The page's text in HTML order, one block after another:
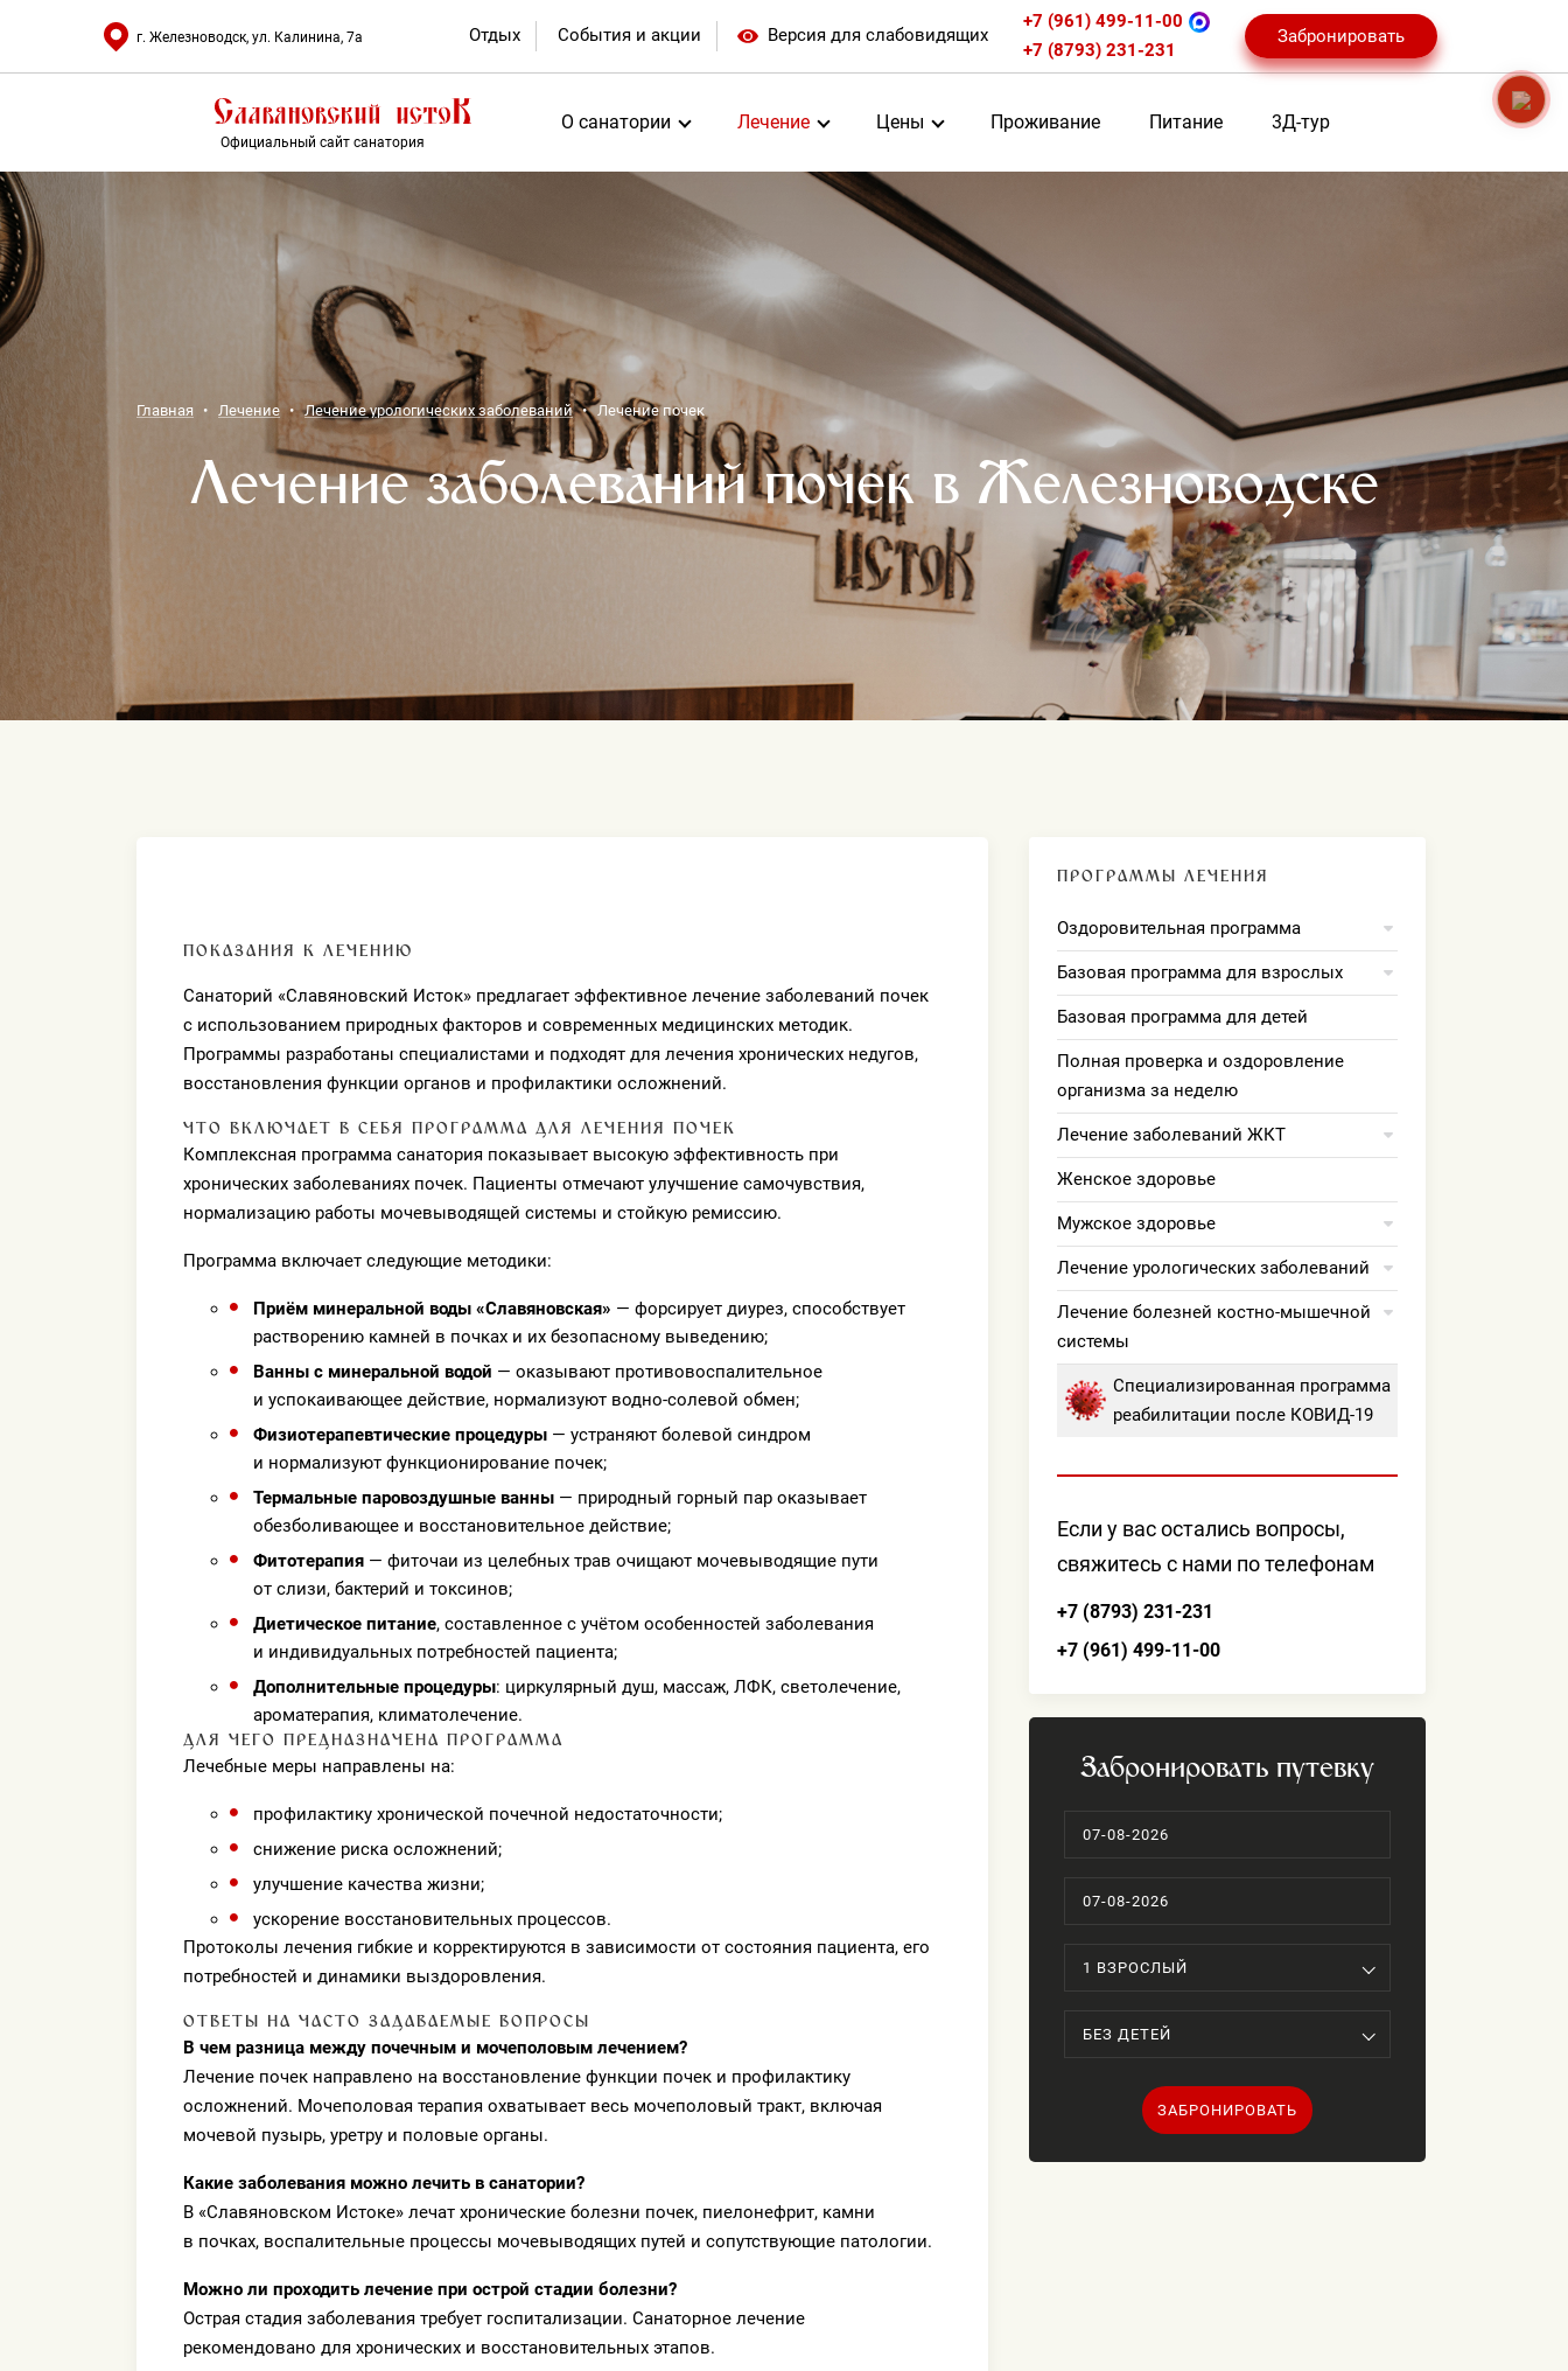
г. Железноводск, ул. Калинина, 7а Отдых События и акции Версия для слабовидящих
+7 (961) 499-11-00
+7 (8793) 231-231
Забронировать
Официальный сайт санатория
О санатории Лечение Цены Проживание Питание 3Д-тур
Главная Лечение Лечение урологических заболеваний Лечение почек
Лечение заболеваний почек в Железноводске
ПОКАЗАНИЯ К ЛЕЧЕНИЮ
Санаторий «Славяновский Исток» предлагает эффективное лечение заболеваний почек
с использованием природных факторов и современных медицинских методик.
Программы разработаны специалистами и подходят для лечения хронических недугов,
восстановления функции органов и профилактики осложнений.
ЧТО ВКЛЮЧАЕТ В СЕБЯ ПРОГРАММА ДЛЯ ЛЕЧЕНИЯ ПОЧЕК
Комплексная программа санатория показывает высокую эффективность при
хронических заболеваниях почек. Пациенты отмечают улучшение самочувствия,
нормализацию работы мочевыводящей системы и стойкую ремиссию.
Программа включает следующие методики:
Приём минеральной воды «Славяновская» — форсирует диурез, способствует
растворению камней в почках и их безопасному выведению;
Ванны с минеральной водой — оказывают противовоспалительное
и успокаивающее действие, нормализуют водно-солевой обмен;
Физиотерапевтические процедуры — устраняют болевой синдром
и нормализуют функционирование почек;
Термальные паровоздушные ванны — природный горный пар оказывает
обезболивающее и восстановительное действие;
Фитотерапия — фиточаи из целебных трав очищают мочевыводящие пути
от слизи, бактерий и токсинов;
Диетическое питание, составленное с учётом особенностей заболевания
и индивидуальных потребностей пациента;
Дополнительные процедуры: циркулярный душ, массаж, ЛФК, светолечение,
ароматерапия, климатолечение.
ДЛЯ ЧЕГО ПРЕДНАЗНАЧЕНА ПРОГРАММА
Лечебные меры направлены на:
профилактику хронической почечной недостаточности;
снижение риска осложнений;
улучшение качества жизни;
ускорение восстановительных процессов.
Протоколы лечения гибкие и корректируются в зависимости от состояния пациента, его
потребностей и динамики выздоровления.
ОТВЕТЫ НА ЧАСТО ЗАДАВАЕМЫЕ ВОПРОСЫ
В чем разница между почечным и мочеполовым лечением?
Лечение почек направлено на восстановление функции почек и профилактику
осложнений. Мочеполовая терапия охватывает весь мочеполовый тракт, включая
мочевой пузырь, уретру и половые органы.
Какие заболевания можно лечить в санатории?
В «Славяновском Истоке» лечат хронические болезни почек, пиелонефрит, камни
в почках, воспалительные процессы мочевыводящих путей и сопутствующие патологии.
Можно ли проходить лечение при острой стадии болезни?
Острая стадия заболевания требует госпитализации. Санаторное лечение
рекомендовано для хронических и восстановительных этапов.
ПРОГРАММЫ ЛЕЧЕНИЯ
Оздоровительная программа
Базовая программа для взрослых
Базовая программа для детей
Полная проверка и оздоровление
организма за неделю
Лечение заболеваний ЖКТ
Женское здоровье
Мужское здоровье
Лечение урологических заболеваний
Лечение болезней костно-мышечной
системы
Специализированная программа
реабилитации после КОВИД-19
Если у вас остались вопросы,
свяжитесь с нами по телефонам
+7 (8793) 231-231
+7 (961) 499-11-00
Забронировать путевку
1 ВЗРОСЛЫЙ
БЕЗ ДЕТЕЙ